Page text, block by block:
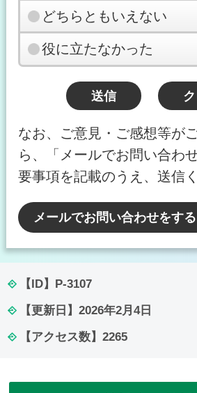
どちらともいえない
役に立たなかった
なお、ご意見・ご感想等が
ら、「メールでお問い合わ
要事項を記載のうえ、送信く
メールでお問い合わせをする
【ID】 P-3107
【更新日】 2026年2月4日
【アクセス数】 2265